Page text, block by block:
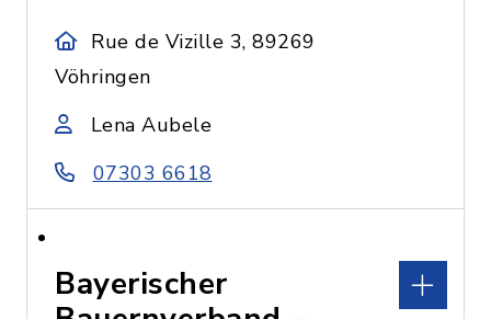
Rue de Vizille 3, 89269
Vöhringen
Lena Aubele
07303 6618
Bayerischer